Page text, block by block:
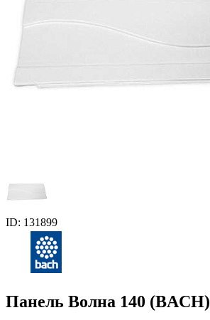
ID: 131899
Панель Волна 140 (BACH)